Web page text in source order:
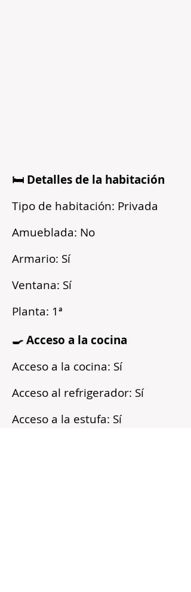
🛏️ Detalles de la habitación
Tipo de habitación: Privada
Amueblada: No
Armario: Sí
Ventana: Sí
Planta: 1ª
🍳 Acceso a la cocina
Acceso a la cocina: Sí
Acceso al refrigerador: Sí
Acceso a la estufa: Sí